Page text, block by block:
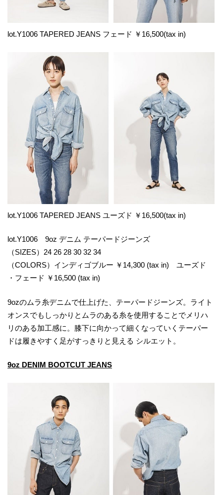
lot.Y1006 TAPERED JEANS フェード ￥16,500(tax in)
lot.Y1006 TAPERED JEANS ユーズド ￥16,500(tax in)
lot.Y1006 9oz デニム テーパードジーンズ
（SIZES）24 26 28 30 32 34
（COLORS）インディゴブルー ￥14,300 (tax in) ユーズド
・フェード ￥16,500 (tax in)
9ozのムラ糸デニムで仕上げた、テーパードジーンズ。ライト
オンスでもしっかりとムラのある糸を使用することでメリハ
リのある加工感に。膝下に向かって細くなっていくテーパー
ドは履きやすく足がすっきりと見える シルエット。
9oz DENIM BOOTCUT JEANS